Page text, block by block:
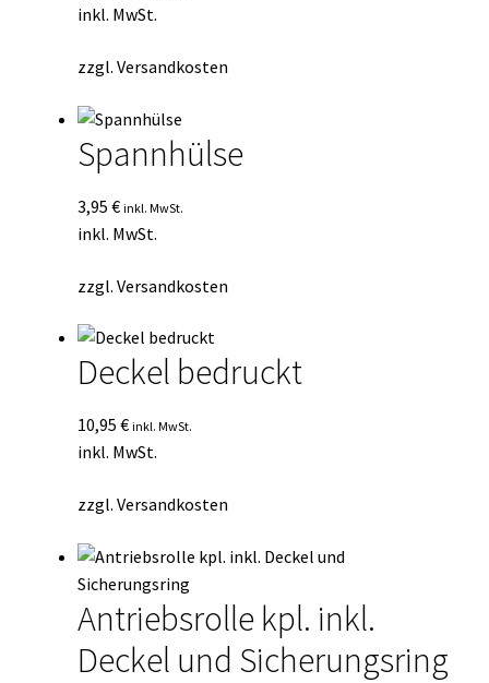
inkl. MwSt.
zzgl. Versandkosten
Spannhülse
3,95 € inkl. MwSt.
inkl. MwSt.
zzgl. Versandkosten
Deckel bedruckt
10,95 € inkl. MwSt.
inkl. MwSt.
zzgl. Versandkosten
Antriebsrolle kpl. inkl.
Deckel und Sicherungsring